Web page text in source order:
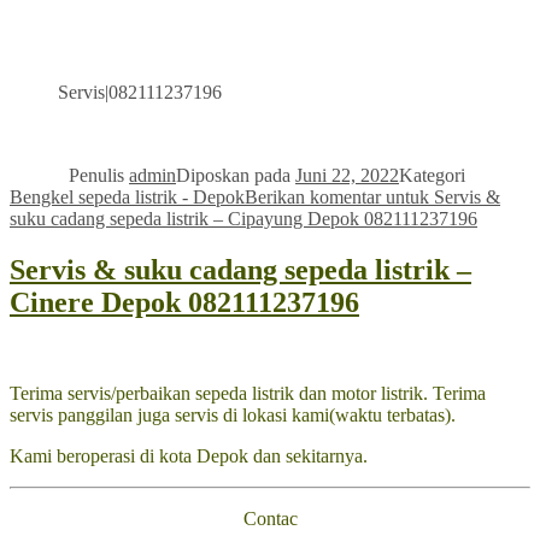
Servis|082111237196
Penulis adminDiposkan pada Juni 22, 2022Kategori
Bengkel sepeda listrik - DepokBerikan komentaruntuk Servis &
suku cadang sepeda listrik – Cipayung Depok 082111237196
Servis & suku cadang sepeda listrik –
Cinere Depok 082111237196
Terima servis/perbaikan sepeda listrik dan motor listrik. Terima
servis panggilan juga servis di lokasi kami(waktu terbatas).
Kami beroperasi di kota Depok dan sekitarnya.
Contac